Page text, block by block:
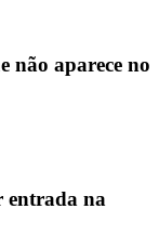
não aparece no
entrada na